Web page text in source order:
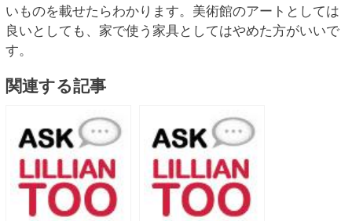
いものを載せたらわかります。美術館のアートとしては
良いとしても、家で使う家具としてはやめた方がいいで
す。
関連する記事